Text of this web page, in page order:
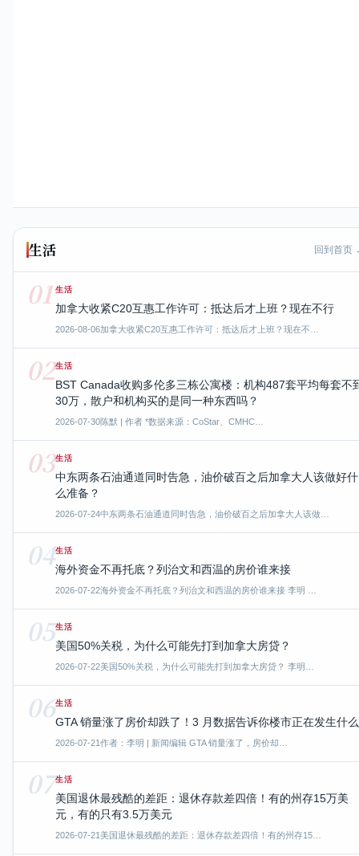
生活 回到首页
01 生活
加拿大收紧C20互惠工作许可：抵达后才上班？现在不行
2026-08-06加拿大收紧C20互惠工作许可：抵达后才上班？现在不…
02生活
BST Canada收购多伦多三栋公寓楼：机构487套平均每套不
30万，散户和机构买的是同一种东西吗？
2026-07-30陈默 | 作者 *数据来源：CoStar、CMHC…
03生活
中东两条石油通道同时告急，油价破百之后加拿大人该做好什
么准备？
2026-07-24中东两条石油通道同时告急，油价破百之后加拿大人该做…
04生活
海外资金不再托底？列治文和西温的房价谁来接
2026-07-22海外资金不再托底？列治文和西温的房价谁来接 李明 …
05生活
美国50%关税，为什么可能先打到加拿大房贷？
2026-07-22美国50%关税，为什么可能先打到加拿大房贷？ 李明…
06生活
GTA 销量涨了房价却跌了！3 月数据告诉你楼市正在发生什么
2026-07-21作者：李明 | 新闻编辑 GTA 销量涨了，房价却…
07生活
美国退休最残酷的差距：退休存款差四倍！有的州存15万美
元，有的只有3.5万美元
2026-07-21美国退休最残酷的差距：退休存款差四倍！有的州存15…